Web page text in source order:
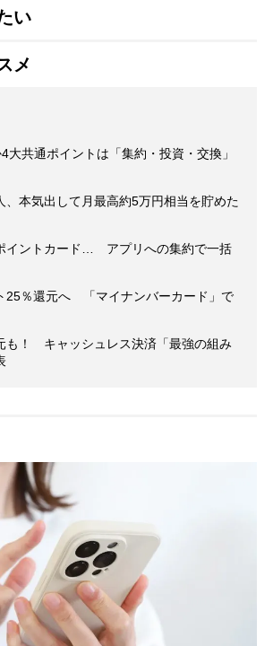
い
メ
大共通ポイントは「集約・投資・交換」
、本気出して月最高約5万円相当を貯めた
イントカード… アプリへの集約で一括
25％還元へ 「マイナンバーカード」で
も！ キャッシュレス決済「最強の組み